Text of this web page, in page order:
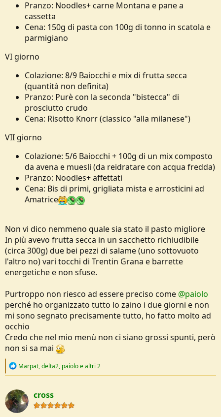
Pranzo: Noodles+ carne Montana e pane a
cassetta
Cena: 150g di pasta con 100g di tonno in scatola e
parmigiano
VI giorno
Colazione: 8/9 Baiocchi e mix di frutta secca
(quantità non definita)
Pranzo: Purè con la seconda "bistecca" di
prosciutto crudo
Cena: Risotto Knorr (classico "alla milanese")
VII giorno
Colazione: 5/6 Baiocchi + 100g di un mix composto
da avena e muesli (da reidratare con acqua fredda)
Pranzo: Noodles+ affettati
Cena: Bis di primi, grigliata mista e arrosticini ad
Amatrice
Non vi dico nemmeno quale sia stato il pasto migliore
In più avevo frutta secca in un sacchetto richiudibile
(circa 300g) due bei pezzi di salame (uno sottovuoto
l'altro no) vari tocchi di Trentin Grana e barrette
energetiche e non sfuse.
Purtroppo non riesco ad essere preciso come @paiolo
perché ho organizzato tutto lo zaino i due giorni e non
mi sono segnato precisamente tutto, ho fatto molto ad
occhio
Credo che nel mio menù non ci siano grossi spunti, però
non si sa mai
R
c
t
i
o
Marpat,delta2, paioloe altri 2
cross